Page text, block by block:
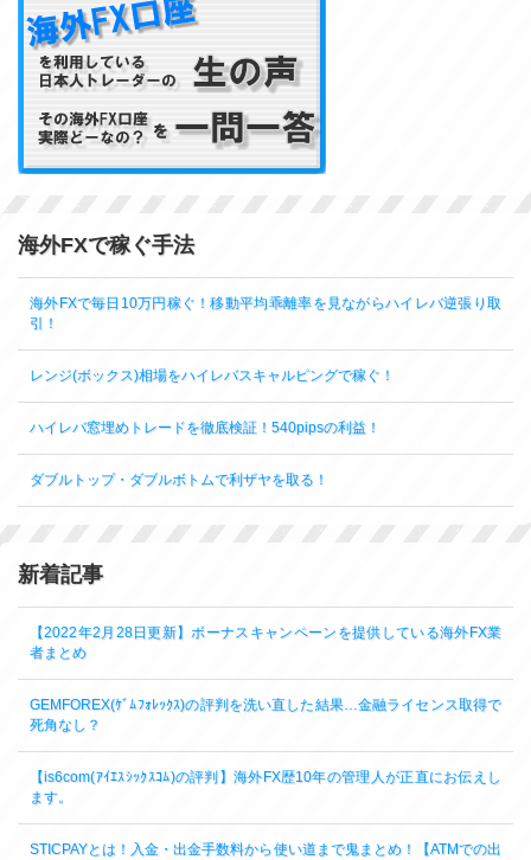
海外FXで稼ぐ手法
海外FXで毎日10万円稼ぐ！移動平均乖離率を見ながらハイレバ逆張り取
引！
レンジ(ボックス)相場をハイレバスキャルピングで稼ぐ！
ハイレバ窓埋めトレードを徹底検証！540pipsの利益！
ダブルトップ・ダブルボトムで利ザヤを取る！
新着記事
【2022年2月28日更新】ボーナスキャンペーンを提供している海外FX業
者まとめ
GEMFOREX(ｹﾞﾑﾌｫﾚｯｸｽ)の評判を洗い直した結果…金融ライセンス取得で
死角なし？
【is6com(ｱｲｴｽｼｯｸｽｺﾑ)の評判】海外FX歴10年の管理人が正直にお伝えし
ます。
STICPAYとは！入金・出金手数料から使い道まで鬼まとめ！【ATMでの出